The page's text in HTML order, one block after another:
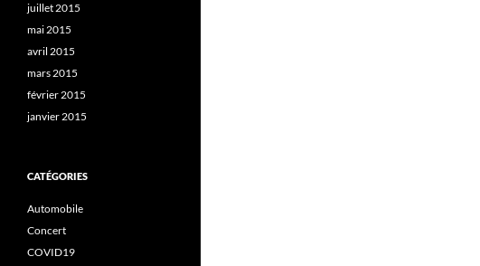
juillet 2015
mai 2015
avril 2015
mars 2015
février 2015
janvier 2015
CATÉGORIES
Automobile
Concert
COVID19